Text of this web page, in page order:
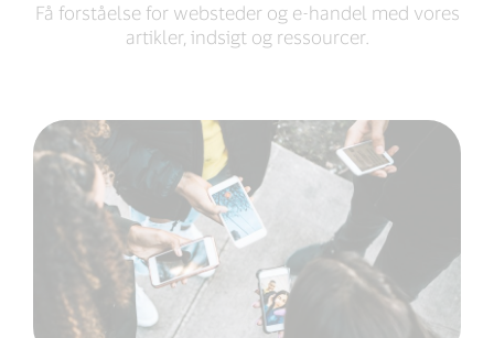
Få forståelse for websteder og e-handel med vores
artikler, indsigt og ressourcer.